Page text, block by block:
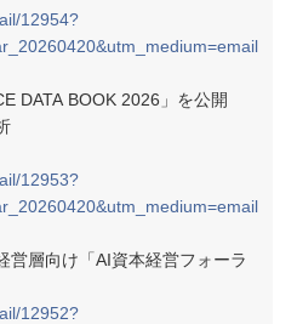
12954?
DATA BOOK 2026」を公開
12953?
営層向け「AI資本経営フォーラ
12952?